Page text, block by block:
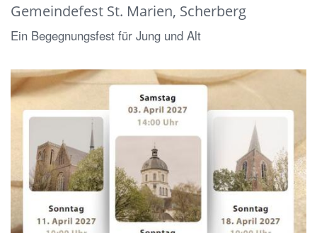
Gemeindefest St. Marien, Scherberg
Ein Begegnungsfest für Jung und Alt